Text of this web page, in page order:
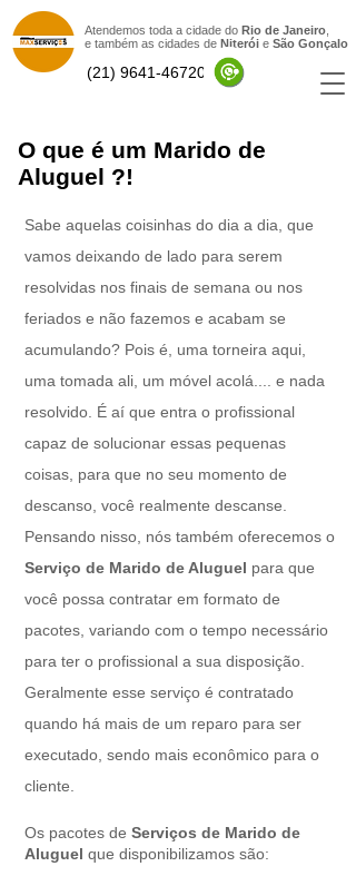
Atendemos toda a cidade do Rio de Janeiro
e também as cidades de Niterói e São Gonçalo
(21) 9641-46720
O que é um Marido de
Aluguel ?!
Sabe aquelas coisinhas do dia a dia, que
vamos deixando de lado para serem
resolvidas nos finais de semana ou nos
feriados e não fazemos e acabam se
acumulando? Pois é, uma torneira aqui,
uma tomada ali, um móvel acolá.... e nada
resolvido. É aí que entra o profissional
capaz de solucionar essas pequenas
coisas, para que no seu momento de
descanso, você realmente descanse.
Pensando nisso, nós também oferecemos o
Serviço de Marido de Aluguel para que
você possa contratar em formato de
pacotes, variando com o tempo necessário
para ter o profissional a sua disposição.
Geralmente esse serviço é contratado
quando há mais de um reparo para ser
executado, sendo mais econômico para o
cliente.
Os pacotes de Serviços de Marido de
Aluguel que disponibilizamos são: